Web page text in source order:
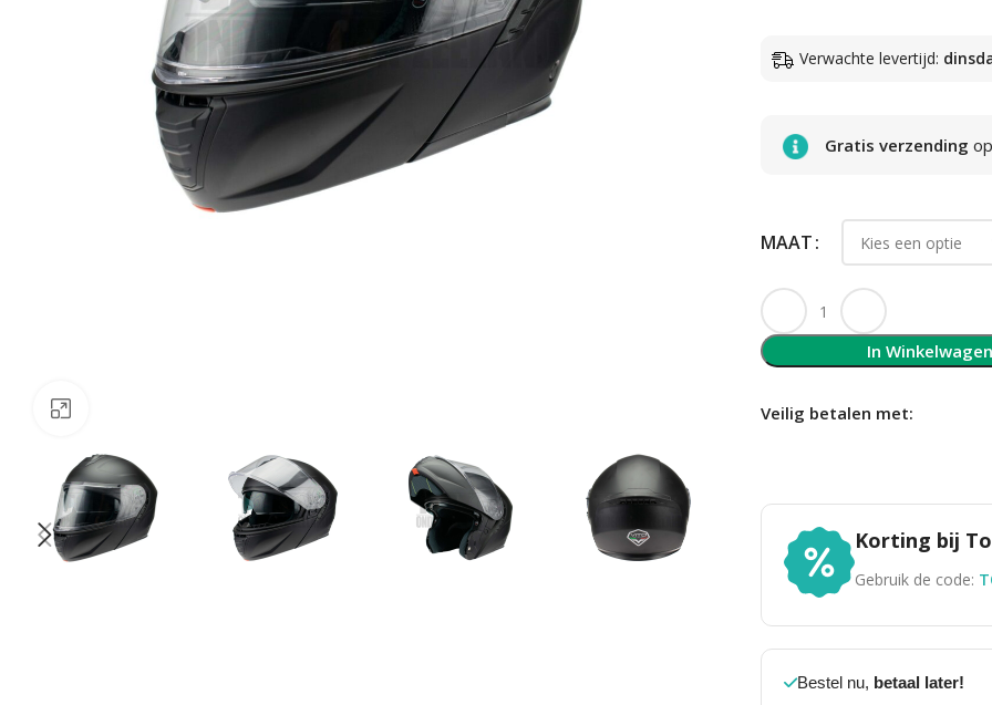
Verwachte levertijd:
Gratis verzending
MAAT
In Winkelwagen
Veilig betalen met:
Korting bij
Gebruik de code:
Bestel nu, betaal later!